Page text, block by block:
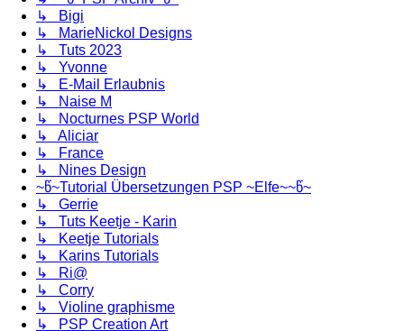
↳ Bigi
↳ MarieNickol Designs
↳ Tuts 2023
↳ Yvonne
↳ E-Mail Erlaubnis
↳ Naise M
↳ Nocturnes PSP World
↳ Aliciar
↳ France
↳ Nines Design
~წ~Tutorial Übersetzungen PSP ~Elfe~~წ~
↳ Gerrie
↳ Tuts Keetje - Karin
↳ Keetje Tutorials
↳ Karins Tutorials
↳ Ri@
↳ Corry
↳ Violine graphisme
↳ PSP Creation Art